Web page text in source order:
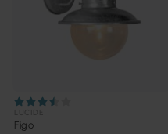
Figo